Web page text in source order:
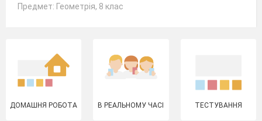
Предмет: Геометрія, 8 клас
ДОМАШНЯ РОБОТА В РЕАЛЬНОМУ ЧАСІ ТЕСТУВАННЯ